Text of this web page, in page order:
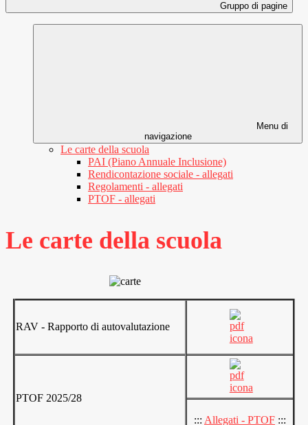
Gruppo di pagine
Menu di
navigazione
Le carte della scuola
PAI (Piano Annuale Inclusione)
Rendicontazione sociale - allegati
Regolamenti - allegati
PTOF - allegati
Le carte della scuola
RAV - Rapporto di autovalutazione
PTOF 2025/28
::: Allegati - PTOF :::